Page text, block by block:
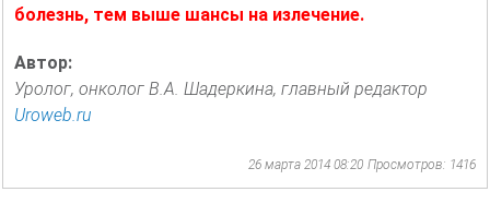
болезнь, тем выше шансы на излечение.
Автор:
Уролог, онколог В.А. Шадеркина, главный редактор
Uroweb.ru
26 марта 2014 08:20 Просмотров: 1416